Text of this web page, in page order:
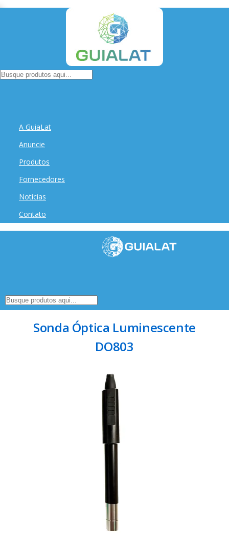
A GuiaLat
Anuncie
Produtos
Fornecedores
Notícias
Contato
Sonda Óptica Luminescente
DO803